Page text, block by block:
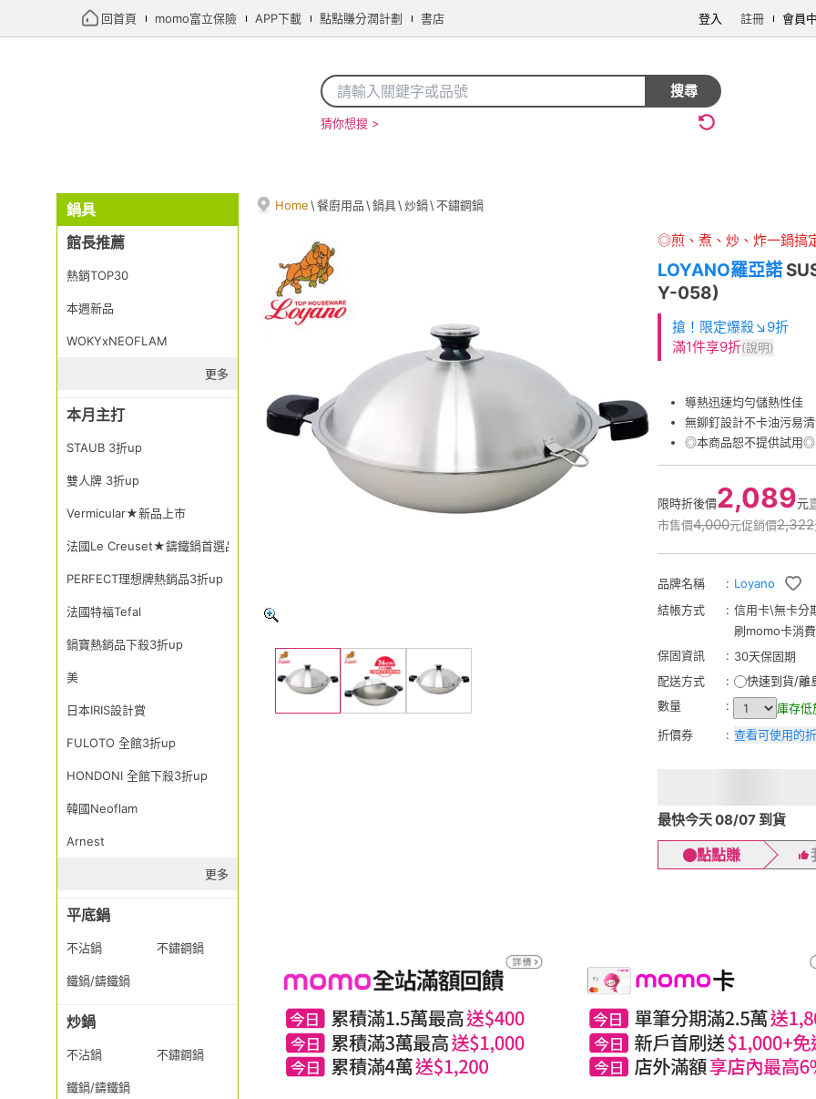
回首頁 momo富立保險 APP下載 點點賺分潤計劃 書店 登入 註冊 會員
搜尋
猜你想搜 >
鍋具
館長推薦
熱銷TOP30
本週新品
WOKYxNEOFLAM
更多
本月主打
STAUB 3折up
雙人牌 3折up
Vermicular★新品上市
法國Le Creuset★鑄鐵鍋首選品牌
PERFECT理想牌熱銷品3折up
法國特福Tefal
鍋寶熱銷品下殺3折up
美
日本IRIS設計賞
FULOTO 全館3折up
HONDONI 全館下殺3折up
韓國Neoflam
Arnest
更多
平底鍋
不沾鍋 不鏽鋼鍋
鐵鍋/鑄鐵鍋
炒鍋
不沾鍋 不鏽鋼鍋
鐵鍋/鑄鐵鍋
Home\餐廚用品\鍋具\炒鍋\不鏽鋼鍋
◎煎、煮、炒、炸一鍋搞
LOYANO羅亞諾
Y-058)
搶！限定爆殺↘9折
滿1件享9折(說明)
導熱迅速均勻儲熱性佳
無鉚釘設計不卡油污易
◎本商品恕不提供試用◎
限時折後價2,089元
市售價4,000元促銷價2,322
品牌名稱 : Loyano
結帳方式
: 信用卡\無卡分
刷momo卡消
保固資訊
: 30天保固期
配送方式
:
快速到貨/離
數量
:
庫存低
折價券
: 查看可使用的
最快今天 08/07 到貨
點點賺